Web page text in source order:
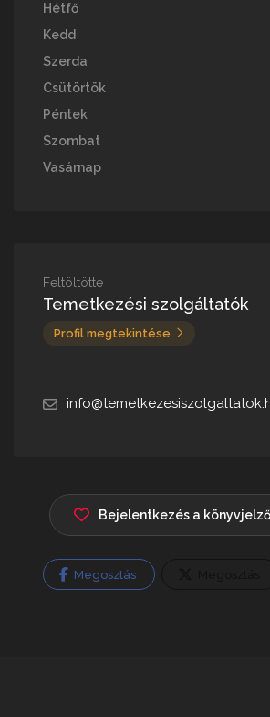
Hétfő
Kedd
Szerda
Csütörtök
Péntek
Szombat
Vasárnap
Feltöltötte
Temetkezési szolgáltatók
Profil megtekintése
Bejelentkezés a
Megosztás